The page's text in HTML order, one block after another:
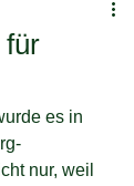
für
es in
nur, weil